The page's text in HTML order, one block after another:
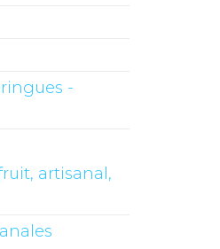
-
artisanal,